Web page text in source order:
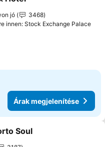
a kedvencekhez
jó
3468
innen: Stock Exchange Palace
Árak megjelenítése
a kedvencekhez
Soul